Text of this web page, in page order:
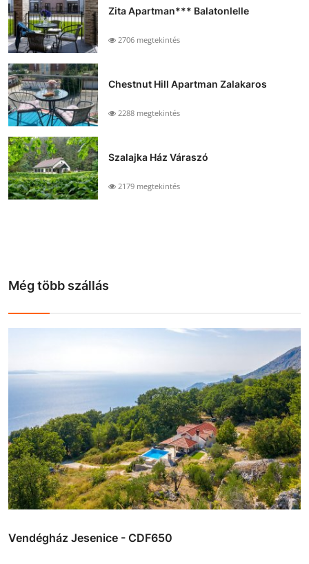
Zita Apartman*** Balatonlelle
2706 megtekintés
Chestnut Hill Apartman Zalakaros
2288 megtekintés
Szalajka Ház Váraszó
2179 megtekintés
Még több szállás
Vendégház Jesenice - CDF650